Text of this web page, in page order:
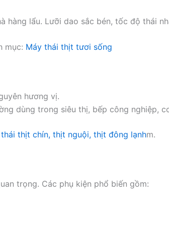
hàng lẩu. Lưỡi dao sắc bén, tốc độ thái
mục: Máy thái thịt tươi sống
hương vị.
dùng trong siêu thị, bếp công nghiệp,
thịt chín, thịt nguội, thịt đông lạnhm.
trọng. Các phụ kiện phổ biến gồm: